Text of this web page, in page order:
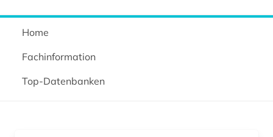
Home
Fachinformation
Top-Datenbanken